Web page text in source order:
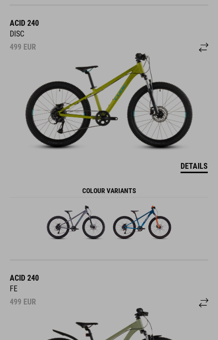
ACID 240
DISC
499 EUR
DETAILS
COLOUR VARIANTS
ACID 240
FE
499 EUR